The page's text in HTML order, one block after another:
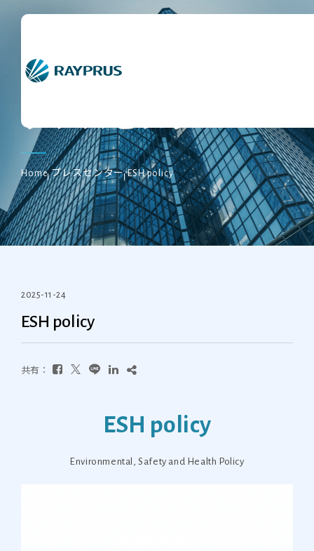
プレスセンター
Home プレスセンター ESH policy
2025-11-24
ESH policy
共有：
ESH policy
Environmental, Safety and Health Policy